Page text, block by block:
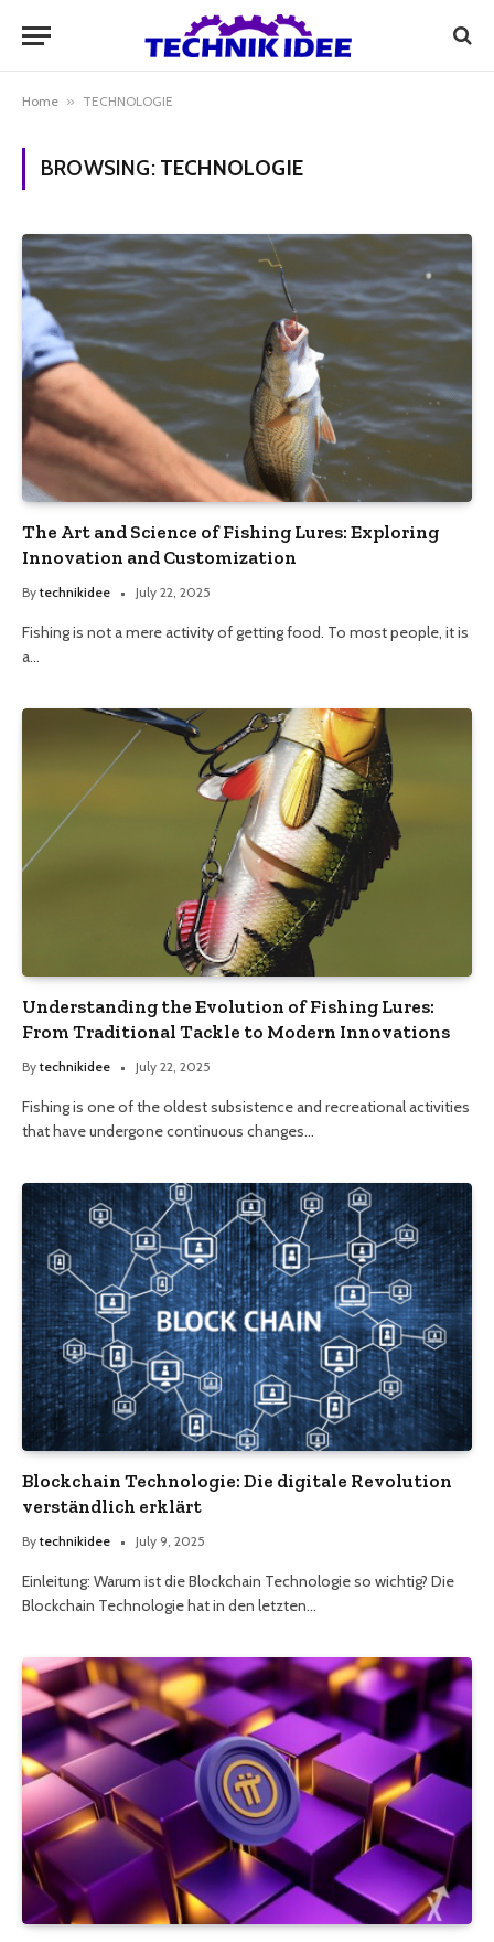
Home » TECHNOLOGIE
BROWSING: TECHNOLOGIE
The Art and Science of Fishing Lures: Exploring
Innovation and Customization
By technikidee July 22, 2025
Fishing is not a mere activity of getting food. To most people, it is
a…
Understanding the Evolution of Fishing Lures:
From Traditional Tackle to Modern Innovations
By technikidee July 22, 2025
Fishing is one of the oldest subsistence and recreational activities
that have undergone continuous changes…
Blockchain Technologie: Die digitale Revolution
verständlich erklärt
By technikidee July 9, 2025
Einleitung: Warum ist die Blockchain Technologie so wichtig? Die
Blockchain Technologie hat in den letzten…